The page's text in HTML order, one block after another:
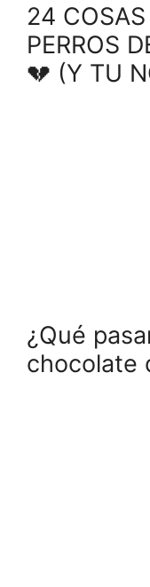
24
PERROS
💔 (Y TU
¿Qué
chocolate